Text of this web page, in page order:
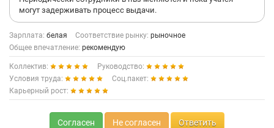
могут задерживать процесс выдачи.
Зарплата: белая Соответствие рынку: рыночное
Общее впечатление: рекомендую
Коллектив:
Руководство:
Условия труда:
Соц.пакет:
Карьерный рост:
Согласен Не согласен Ответить